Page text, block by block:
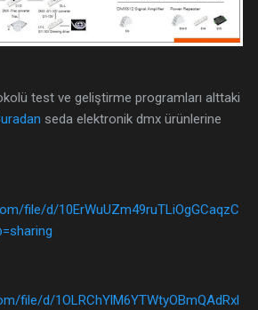
test ve geliştirme programları alttaki
seda elektronik dmx ürünlerine
file/d/10ErWuUZm49ruTLiOgGCaqzC
file/d/1OLRChYlM6YTWtyOBmQAdRxl